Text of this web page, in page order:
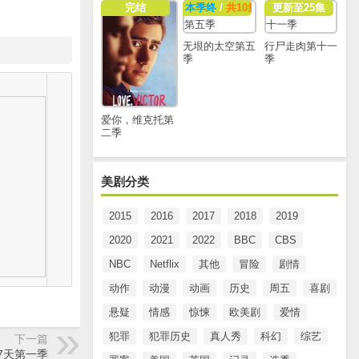
完结
爱你，维克托第
二季
本季终/ 共10集
无垠的太空第五
季
更新至25集
行尸走肉第十一
季
美剧分类
2015 2016 2017 2018
2019
2020
2021 2022 BBC
CBS
NBC
Netflix 其他 冒险
剧情
动作
动漫 动画 历史 周五
喜剧
悬疑
情感 惊悚 欧美剧
爱情
犯罪
犯罪历史 真人秀 科幻
综艺
下一篇
天第一季